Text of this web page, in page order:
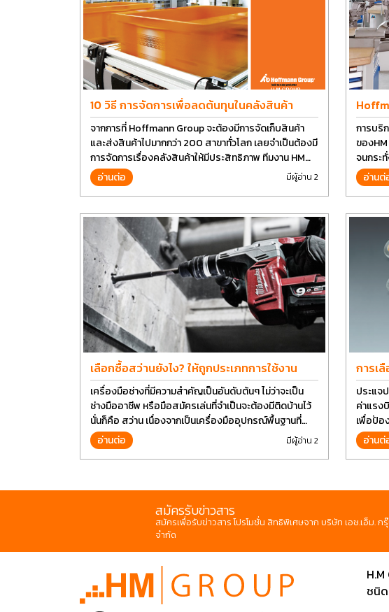
10 วิธี การจัดการเพื่อลดต้นทุนในคลังสินค้า
จากการที่ Hoffmann Group จะต้องมีการจัดเก็บสินค้า
และส่งสินค้าไปมากกว่า 200 สาขาทั่วโลก เลยจำเป็นต้องมี
การจัดการเรื่องคลังสินค้าให้มีประสิทธิภาพ ทีมงาน HM
Group เลยอยากนำวิธีการบางส่วนมาแบ่งปันกัน
อ่านต่อ มีผู้อ่าน 2
การบริ
ของ
จนกระ
มั่นเพื่อ
ต้นทุนที่
อ่านต่
เลือกซื้อสว่านยังไง? ให้ถูกประเภทการใช้งาน
เครื่องมือช่างที่มีความสำคัญเป็นอันดับต้นๆ ไม่ว่าจะเป็น
ช่างมืออาชีพ หรือมือสมัครเล่นที่จำเป็นจะต้องมีติดบ้านไว้
นั่นก็คือ สว่าน เนื่องจากเป็นเครื่องมืออุปกรณ์พื้นฐานที่
สามารถใช้ได้กับงานหลากหลายทั่วไป เรียกว่า เป็นเครื่อง
มือที่ใช้ง่าย ใครๆก็สามารถใช้ได้
อ่านต่อ มีผู้อ่าน 2
การเ
ประแจ
ค่าแรง
เพื่อป้อ
อ่านต่
สมัครรับข่าวสาร
สมัครเพื่อรับข่าวสาร โปรโมชั่น สิทธิพิเศษจาก บริษัท เอช.เอ็ม. กรุ๊
จำกัด
ชนิด